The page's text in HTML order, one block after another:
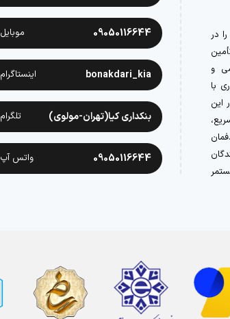
خود را در
و
با
این
09050116644 موبایل
bonakdari_kia اینستاگرام
بنکداری کیا(تهران-مولوی) تلگرام
09050116644 واتس آپ